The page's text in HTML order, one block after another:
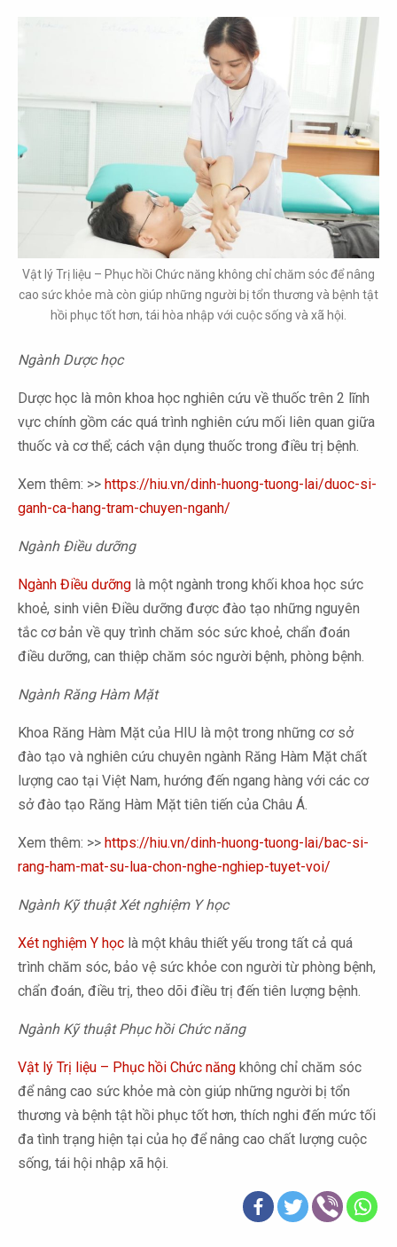
Vật lý Trị liệu – Phục hồi Chức năng không chỉ chăm sóc để nâng
cao sức khỏe mà còn giúp những người bị tổn thương và bệnh tật
hồi phục tốt hơn, tái hòa nhập với cuộc sống và xã hội.
Ngành Dược học
Dược học là môn khoa học nghiên cứu về thuốc trên 2 lĩnh
vực chính gồm các quá trình nghiên cứu mối liên quan giữa
thuốc và cơ thể; cách vận dụng thuốc trong điều trị bệnh.
Xem thêm: >> https://hiu.vn/dinh-huong-tuong-lai/duoc-si-
ganh-ca-hang-tram-chuyen-nganh/
Ngành Điều dưỡng
Ngành Điều dưỡng là một ngành trong khối khoa học sức
khoẻ, sinh viên Điều dưỡng được đào tạo những nguyên
tắc cơ bản về quy trình chăm sóc sức khoẻ, chẩn đoán
điều dưỡng, can thiệp chăm sóc người bệnh, phòng bệnh.
Ngành Răng Hàm Mặt
Khoa Răng Hàm Mặt của HIU là một trong những cơ sở
đào tạo và nghiên cứu chuyên ngành Răng Hàm Mặt chất
lượng cao tại Việt Nam, hướng đến ngang hàng với các cơ
sở đào tạo Răng Hàm Mặt tiên tiến của Châu Á.
Xem thêm: >> https://hiu.vn/dinh-huong-tuong-lai/bac-si-
rang-ham-mat-su-lua-chon-nghe-nghiep-tuyet-voi/
Ngành Kỹ thuật Xét nghiệm Y học
Xét nghiệm Y học là một khâu thiết yếu trong tất cả quá
trình chăm sóc, bảo vệ sức khỏe con người từ phòng bệnh,
chẩn đoán, điều trị, theo dõi điều trị đến tiên lượng bệnh.
Ngành Kỹ thuật Phục hồi Chức năng
Vật lý Trị liệu – Phục hồi Chức năng không chỉ chăm sóc
để nâng cao sức khỏe mà còn giúp những người bị tổn
thương và bệnh tật hồi phục tốt hơn, thích nghi đến mức tối
đa tình trạng hiện tại của họ để nâng cao chất lượng cuộc
sống, tái hội nhập xã hội.